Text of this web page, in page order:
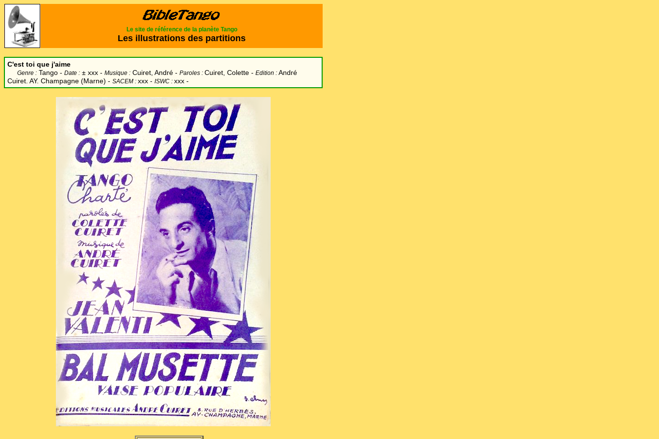
Le site de référence de la planète Tango
Les illustrations des partitions
C'est toi que j'aime
Genre : Tango - Date : ± xxx - Musique : Cuiret, André - Paroles : Cuiret, Colette - Edition : André
Cuiret. AY. Champagne (Marne) - SACEM : xxx - ISWC : xxx -